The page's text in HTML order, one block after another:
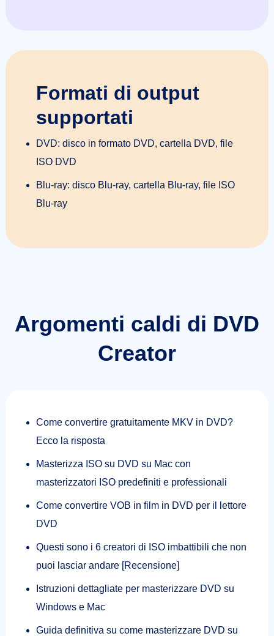
Formati di output
supportati
DVD: disco in formato DVD, cartella DVD, file
ISO DVD
Blu-ray: disco Blu-ray, cartella Blu-ray, file ISO
Blu-ray
Argomenti caldi di DVD
Creator
Come convertire gratuitamente MKV in DVD?
Ecco la risposta
Masterizza ISO su DVD su Mac con
masterizzatori ISO predefiniti e professionali
Come convertire VOB in film in DVD per il lettore
DVD
Questi sono i 6 creatori di ISO imbattibili che non
puoi lasciar andare [Recensione]
Istruzioni dettagliate per masterizzare DVD su
Windows e Mac
Guida definitiva su come masterizzare DVD su